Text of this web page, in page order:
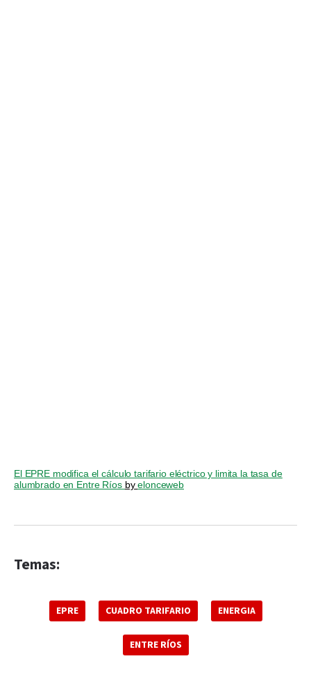
El EPRE modifica el cálculo tarifario eléctrico y limita la tasa de
alumbrado en Entre Ríos byelonceweb
Temas:
EPRE CUADRO TARIFARIO ENERGIA
ENTRE RÍOS